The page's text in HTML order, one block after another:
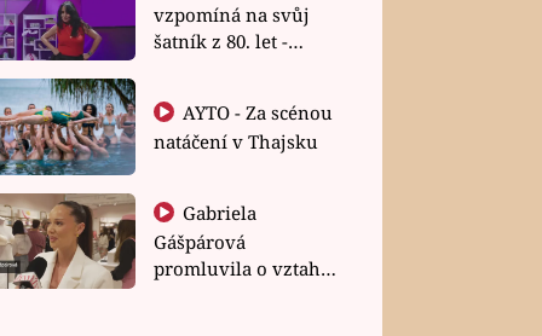
vzpomíná na svůj
šatník z 80. let -
natáčení v Thajsku
Gabriela
Gášpárová
promluvila o vztahu